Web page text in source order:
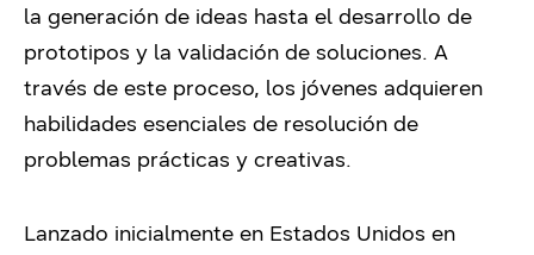
la generación de ideas hasta el desarrollo de
prototipos y la validación de soluciones. A
través de este proceso, los jóvenes adquieren
habilidades esenciales de resolución de
problemas prácticas y creativas.
Lanzado inicialmente en Estados Unidos en